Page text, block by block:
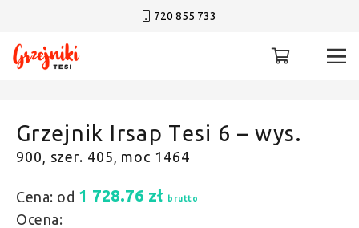
720 855 733
Grzejnik Irsap Tesi 6 – wys.
900, szer. 405, moc 1464
Cena: od 1 728.76 zł brutto
Ocena: